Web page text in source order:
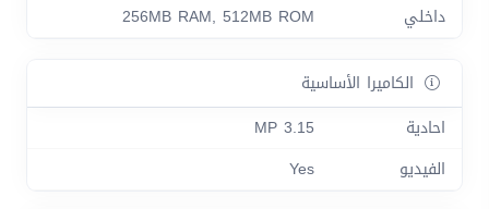
داخلي
256MB RAM, 512MB ROM
الكاميرا الأساسية
احادية
3.15 MP
الفيديو
Yes